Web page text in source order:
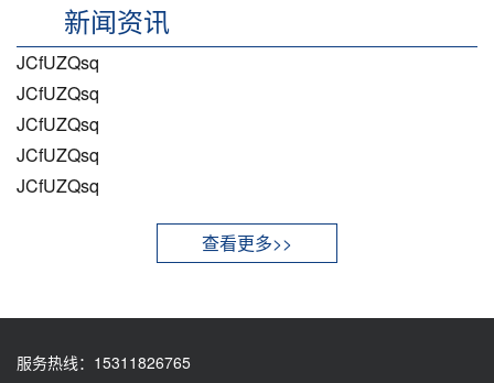
新闻资讯
JCfUZQsq
JCfUZQsq
JCfUZQsq
JCfUZQsq
JCfUZQsq
查看更多>>
服务热线： 15311826765